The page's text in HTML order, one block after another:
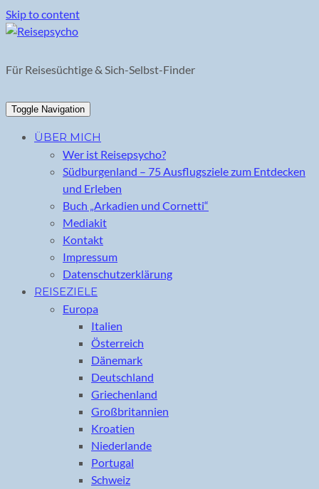
Skip to content
Für Reisesüchtige & Sich-Selbst-Finder
Toggle Navigation
ÜBER MICH
Wer ist Reisepsycho?
Südburgenland – 75 Ausflugsziele zum Entdecken
und Erleben
Buch „Arkadien und Cornetti“
Mediakit
Kontakt
Impressum
Datenschutzerklärung
REISEZIELE
Europa
Italien
Österreich
Dänemark
Deutschland
Griechenland
Großbritannien
Kroatien
Niederlande
Portugal
Schweiz